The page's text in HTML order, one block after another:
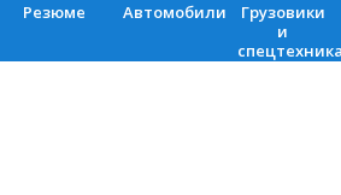
Резюме Автомобили
Грузовики
и
спецтехника